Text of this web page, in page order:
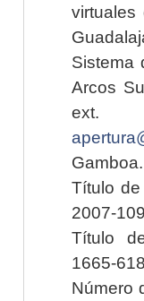
Sistema
Arcos
Título
2007-
Título
1665-
Número